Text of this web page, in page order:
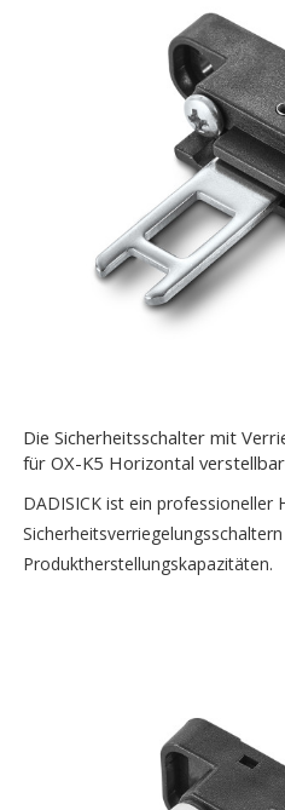
Die Sicherheitsschalter mit
für OX-K5 Horizontal
DADISICK ist ein professioneller
Produktherstellungskapazitäten.